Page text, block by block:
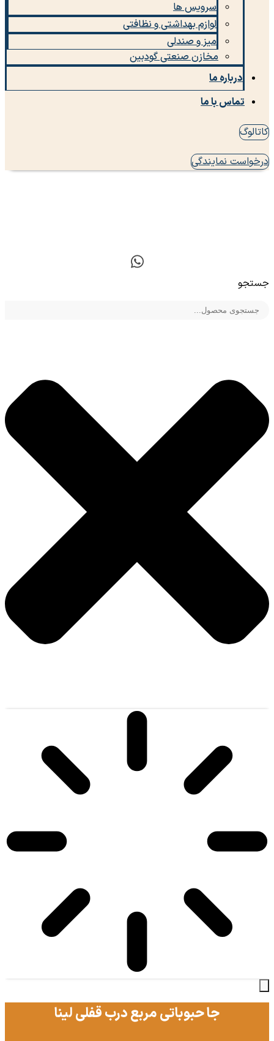
سرویس ها
لوازم بهداشتی و نظافتی
میز و صندلی
مخازن صنعتی گودبین
درباره ما
تماس با ما
کاتالوگ
درخواست نمایندگی
جستجو
جا حبوباتي مربع درب قفلي لينا